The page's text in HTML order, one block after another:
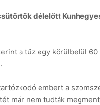
délelőtt
a tűz egy körülbelül
embert a
már nem tudták